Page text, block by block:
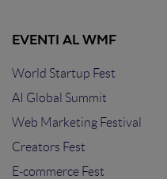
EVENTI AL WMF
World Startup Fest
AI Global Summit
Web Marketing Festival
Creators Fest
E-commerce Fest